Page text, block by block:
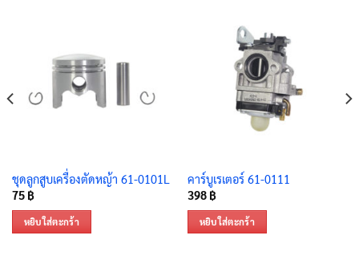
ชุดลูกสูบเครื่องตัดหญ้า 61-0101L
75 ฿
หยิบใส่ตะกร้า
คาร์บูเรเตอร์ 61-0111
398 ฿
หยิบใส่ตะกร้า